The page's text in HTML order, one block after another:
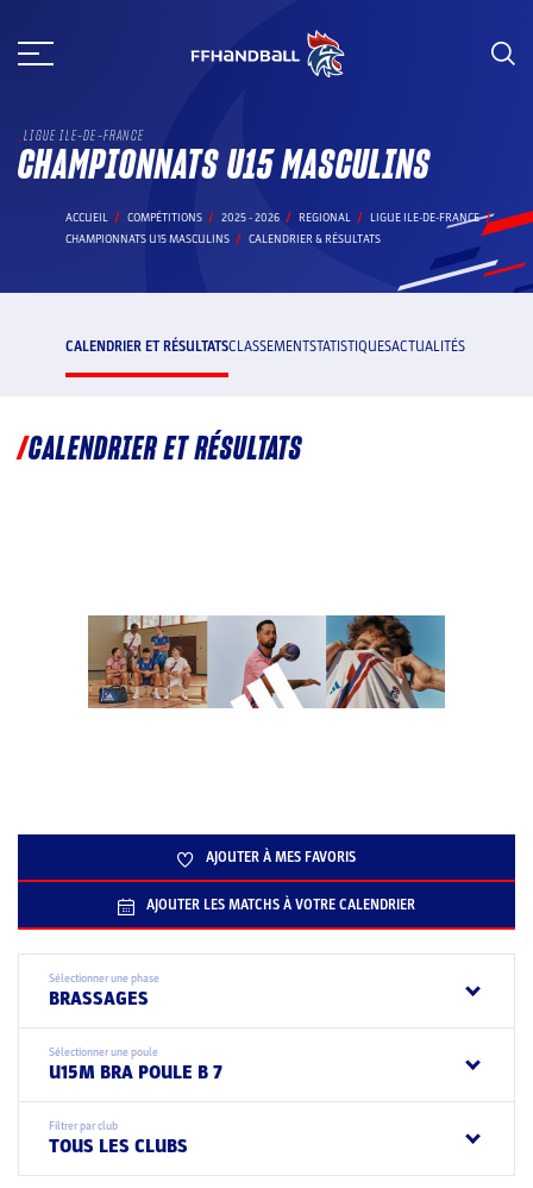
au
LIGUE ILE-DE-FRANCE
CHAMPIONNATS U15 MASCULINS
ACCUEIL COMPÉTITIONS 2025 - 2026 REGIONAL
LIGUE ILE-DE-FRANCE
CHAMPIONNATS U15 MASCULINS
CALENDRIER & RÉSULTATS
CALENDRIER ET RÉSULTATSCLASSEMENTSTATISTIQUESACTUALITÉS
CALENDRIER ET RÉSULTATS
AJOUTER À MES FAVORIS
AJOUTER LES MATCHS À VOTRE CALENDRIER
Sélectionner une phase
BRASSAGES
Sélectionner une poule
U15M BRA POULE B 7
Filtrer par club
TOUS LES CLUBS